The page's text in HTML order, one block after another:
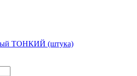
ТОНКИЙ (штука)